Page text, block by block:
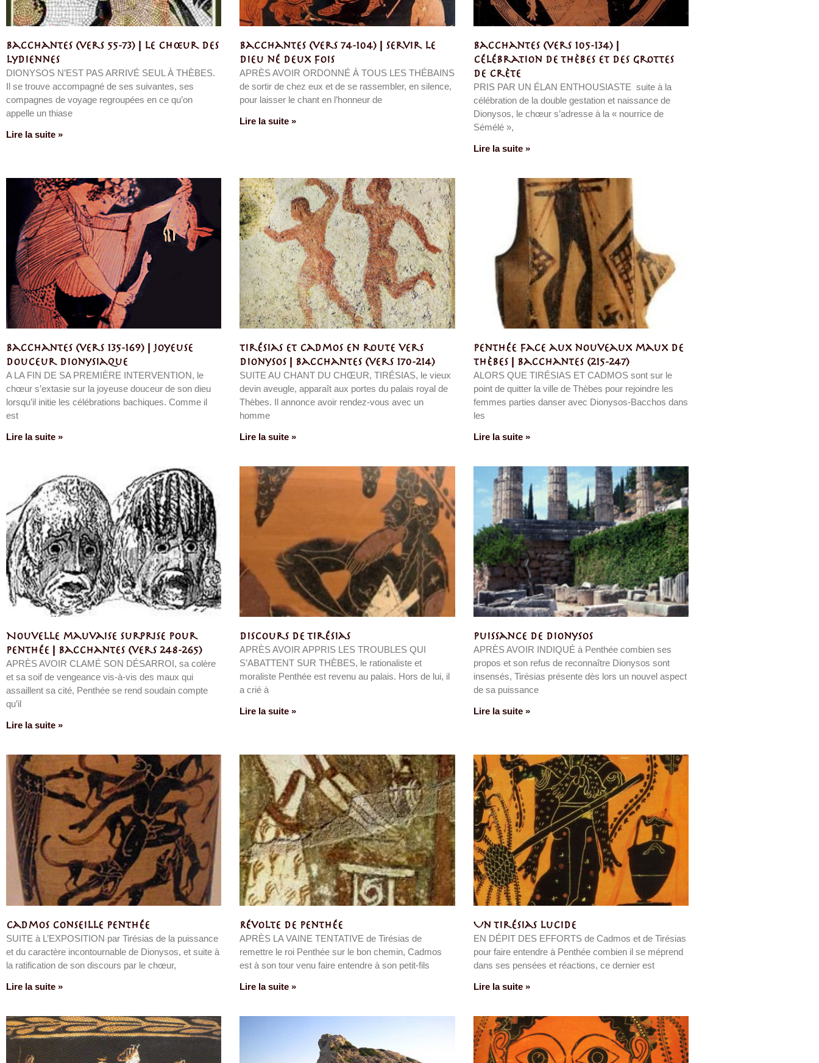
Bacchantes (vers 55-73) | Le chœur des
Lydiennes
DIONYSOS N’EST PAS ARRIVÉ SEUL À THÈBES.
Il se trouve accompagné de ses suivantes, ses
compagnes de voyage regroupées en ce qu’on
appelle un thiase
Lire la suite »
Bacchantes (vers 74-104) | Servir le
dieu né deux fois
APRÈS AVOIR ORDONNÉ À TOUS LES THÉBAINS
de sortir de chez eux et de se rassembler, en silence,
pour laisser le chant en l’honneur de
Lire la suite »
Bacchantes (vers 105-134) |
Célébration de Thèbes et des grottes
de Crète
PRIS PAR UN ÉLAN ENTHOUSIASTE suite à la
célébration de la double gestation et naissance de
Dionysos, le chœur s’adresse à la « nourrice de
Sémélé »,
Lire la suite »
Bacchantes (vers 135-169) | Joyeuse
douceur dionysiaque
A LA FIN DE SA PREMIÈRE INTERVENTION, le
chœur s’extasie sur la joyeuse douceur de son dieu
lorsqu’il initie les célébrations bachiques. Comme il
est
Lire la suite »
Tirésias et Cadmos en route vers
Dionysos | Bacchantes (vers 170-214)
SUITE AU CHANT DU CHŒUR, TIRÉSIAS, le vieux
devin aveugle, apparaît aux portes du palais royal de
Thèbes. Il annonce avoir rendez-vous avec un
homme
Lire la suite »
Penthée face aux nouveaux maux de
Thèbes | Bacchantes (215-247)
ALORS QUE TIRÉSIAS ET CADMOS sont sur le
point de quitter la ville de Thèbes pour rejoindre les
femmes parties danser avec Dionysos-Bacchos dans
les
Lire la suite »
Nouvelle mauvaise surprise pour
Penthée | Bacchantes (vers 248-265)
APRÈS AVOIR CLAMÉ SON DÉSARROI, sa colère
et sa soif de vengeance vis-à-vis des maux qui
assaillent sa cité, Penthée se rend soudain compte
qu’il
Lire la suite »
Discours de Tirésias
APRÈS AVOIR APPRIS LES TROUBLES QUI
S’ABATTENT SUR THÈBES, le rationaliste et
moraliste Penthée est revenu au palais. Hors de lui, il
a crié à
Lire la suite »
Puissance de Dionysos
APRÈS AVOIR INDIQUÉ à Penthée combien ses
propos et son refus de reconnaître Dionysos sont
insensés, Tirésias présente dès lors un nouvel aspect
de sa puissance
Lire la suite »
Cadmos conseille Penthée
SUITE à L’EXPOSITION par Tirésias de la puissance
et du caractère incontournable de Dionysos, et suite à
la ratification de son discours par le chœur,
Lire la suite »
Révolte de Penthée
APRÈS LA VAINE TENTATIVE de Tirésias de
remettre le roi Penthée sur le bon chemin, Cadmos
est à son tour venu faire entendre à son petit-fils
Lire la suite »
Un Tirésias lucide
EN DÉPIT DES EFFORTS de Cadmos et de Tirésias
pour faire entendre à Penthée combien il se méprend
dans ses pensées et réactions, ce dernier est
Lire la suite »